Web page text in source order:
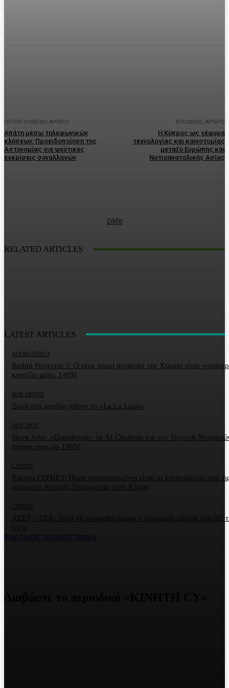
ΠΡΟΗΓΟΎΜΕΝΟ ΆΡΘΡΟ
Απάτη μέσω τηλεφωνικών
κλήσεων: Προειδοποίηση της
Αστυνομίας για ψεύτικες
εγκρίσεις συναλλαγών
ΕΠΌΜΕΝΟ ΆΡΘΡΟ
Η Κύπρος ως γέφυρα
τεχνολογίας και καινοτομίας
μεταξύ Ευρώπης και
Νοτιοανατολικής Ασίας
Dlife
RELATED ARTICLES
LATEST ARTICLES
AUDIO/VIDEO
Redmi Projector 5: Ο νέος smart projector της Xiaomi είναι
κοστίζει μόλις 140$!
BOX OFFICE
Ξανά στη μεγάλη οθόνη το «La La Land»
HOT SPOT
Steve Jobs: «Προφήτεψε» τα AI Chatbots και την Τεχνητή
χρόνια πριν, το 1985!
CYPRUS
Έρευνα ΓΕΡΗΕΤ: Πόσο ικανοποιημένοι είναι οι καταναλωτές από
υπηρεσίες Κινητής Τηλεφωνίας στην Κύπρο
CYPRUS
ΑΣΕΤ – ΣΕΚ: Ζητά να αναιρεθεί άμεσα ο διορισμός μέλους στο ΔΣ
Cyta
Φόρτωση περισσοτέρων